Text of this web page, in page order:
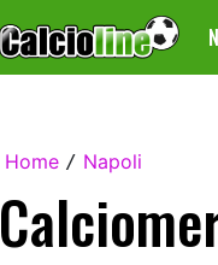
Home / Napoli